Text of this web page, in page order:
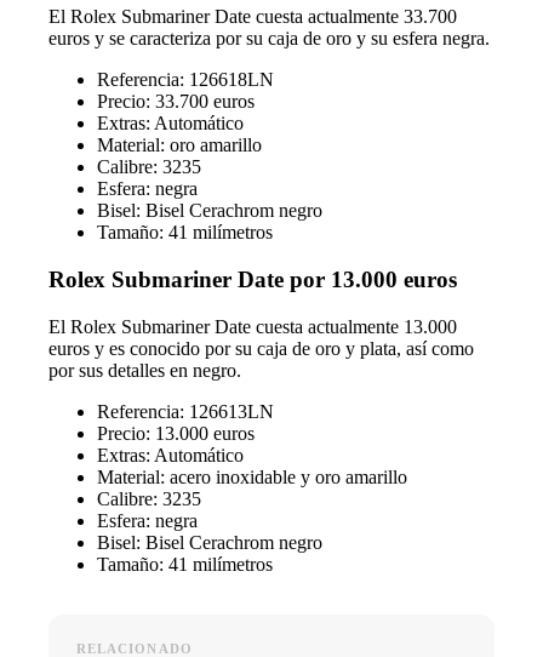
El Rolex Submariner Date cuesta actualmente 33.700
euros y se caracteriza por su caja de oro y su esfera negra.
Referencia: 126618LN
Precio: 33.700 euros
Extras: Automático
Material: oro amarillo
Calibre: 3235
Esfera: negra
Bisel: Bisel Cerachrom negro
Tamaño: 41 milímetros
Rolex Submariner Date por 13.000 euros
El Rolex Submariner Date cuesta actualmente 13.000
euros y es conocido por su caja de oro y plata, así como
por sus detalles en negro.
Referencia: 126613LN
Precio: 13.000 euros
Extras: Automático
Material: acero inoxidable y oro amarillo
Calibre: 3235
Esfera: negra
Bisel: Bisel Cerachrom negro
Tamaño: 41 milímetros
RELACIONADO